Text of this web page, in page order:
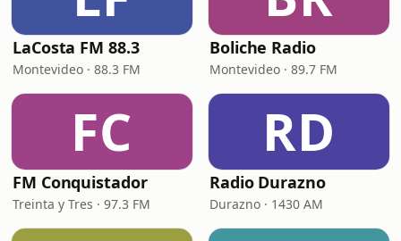
LaCosta FM 88.3
Montevideo · 88.3 FM
Boliche Radio
Montevideo · 89.7 FM
FC
FM Conquistador
Treinta y Tres · 97.3 FM
RD
Radio Durazno
Durazno · 1430 AM